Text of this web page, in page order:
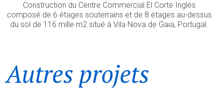
Construction du Centre Commercial El Corte Inglés
composé de 6 étages souterrains et de 8 étages au-dessus
du sol de 116 mille m2 situé à Vila Nova de Gaia, Portugal.
Autres projets